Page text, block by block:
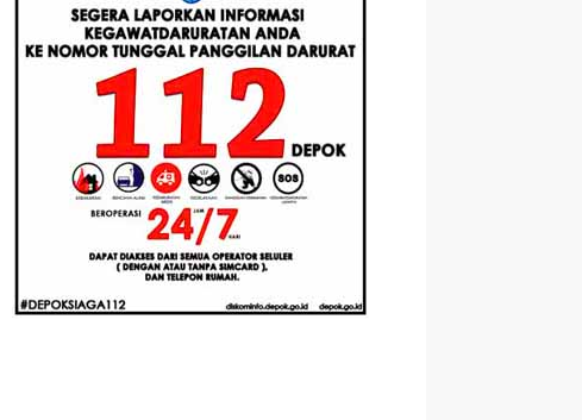
Penjelasan
Ilmiahnya
Augmented
Reality
Tahun Ajaran
2026-2027